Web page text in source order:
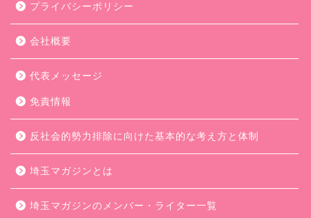
プライバシーポリシー
会社概要
代表メッセージ
免責情報
反社会的勢力排除に向けた基本的な考え方と体制
埼玉マガジンとは
埼玉マガジンのメンバー・ライター一覧